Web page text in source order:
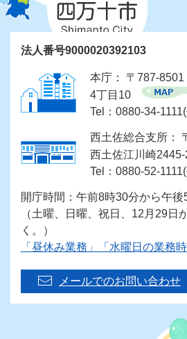
法人番号9000020392103
本庁： 〒787-
4丁目10
Tel：0880-34-
西土佐総合支所：
西土佐江川崎2445-
Tel：0880-52-
開庁時間：午前8時30分から午
（土曜、日曜、祝日、12月29日
く。）
「昼休み業務」「水曜日の業務
メールでのお問い合わせ